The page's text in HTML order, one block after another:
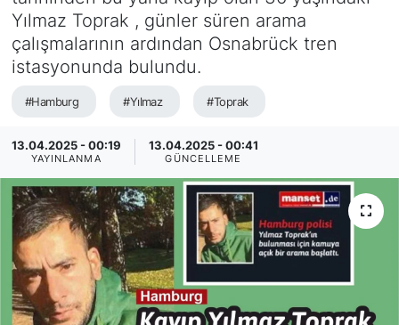
Yılmaz Toprak , günler süren arama
çalışmalarının ardından Osnabrück tren
istasyonunda bulundu.
#Hamburg #Yılmaz #Toprak
13.04.2025 - 00:19
YAYINLANMA
13.04.2025 - 00:41
GÜNCELLEME
EKONOMİ
SİYASET
SAĞLIK
Haber Arşivi